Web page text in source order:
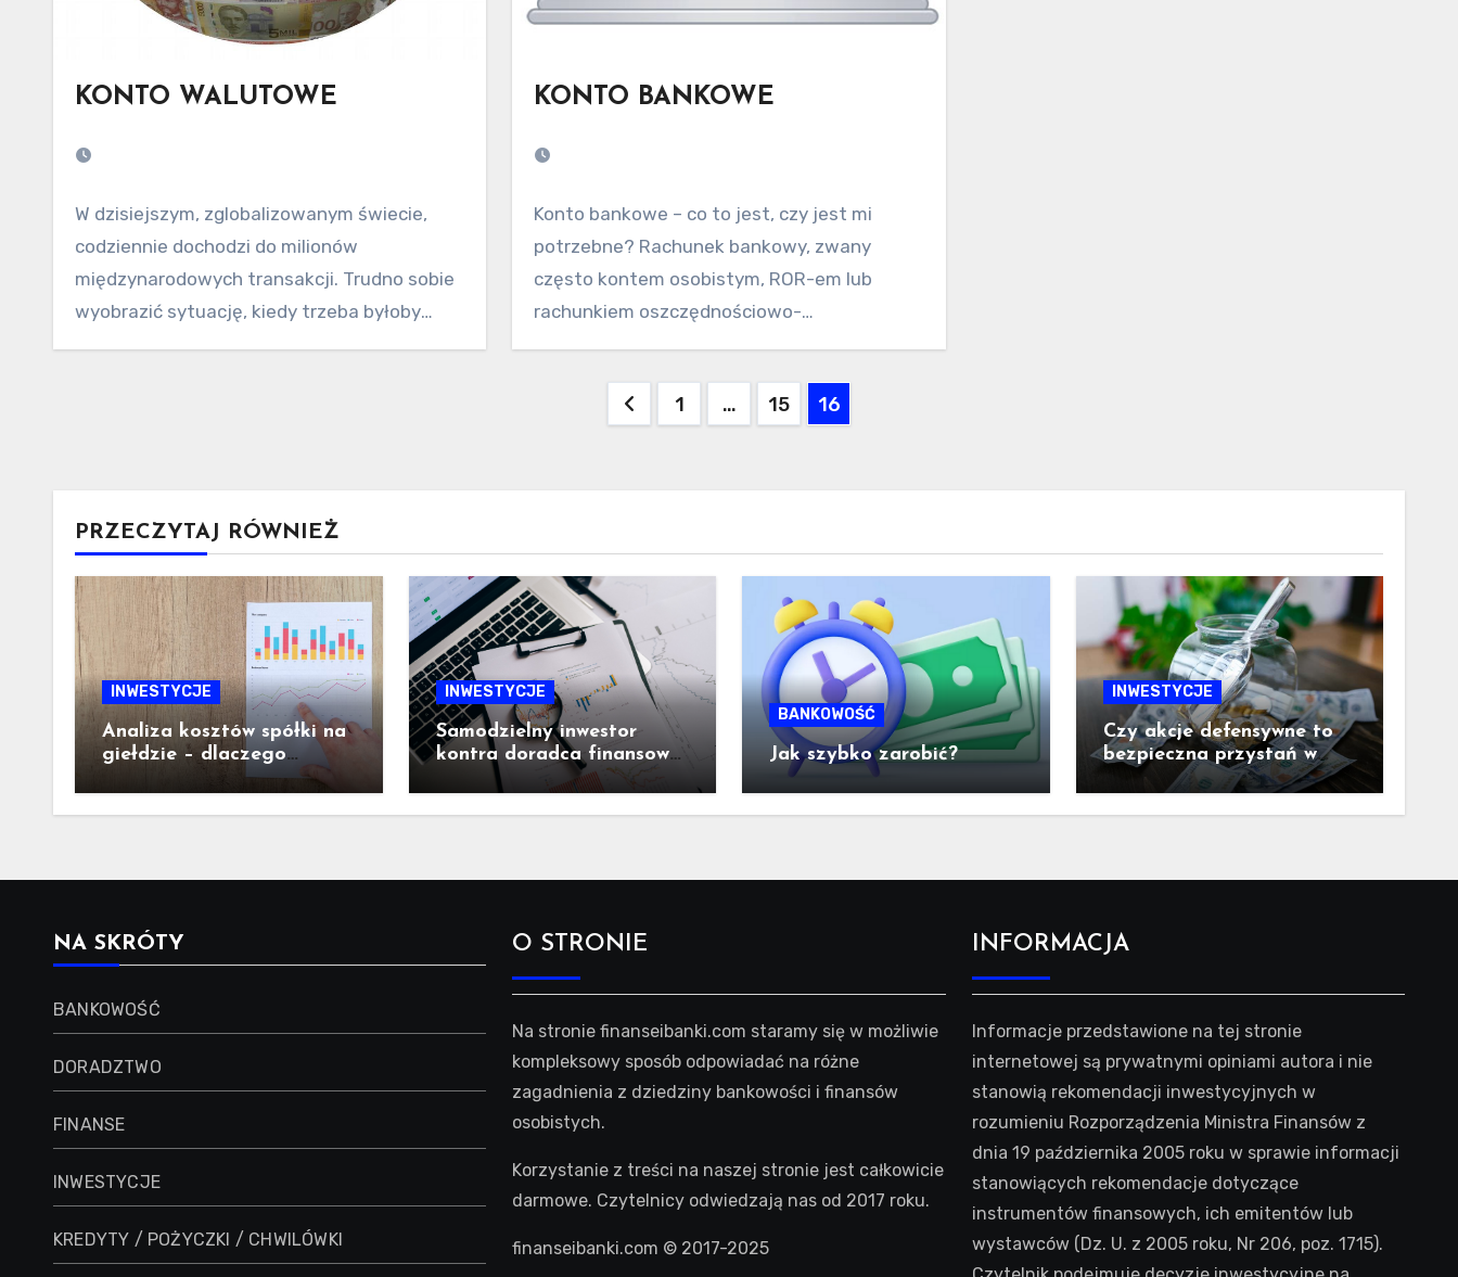
KONTO WALUTOWE
W dzisiejszym, zglobalizowanym świecie,
codziennie dochodzi do milionów
międzynarodowych transakcji. Trudno sobie
wyobrazić sytuację, kiedy trzeba byłoby
KONTO BANKOWE
Konto bankowe – co to jest, czy jest mi
potrzebne? Rachunek bankowy, zwany
często kontem osobistym, ROR-em lub
rachunkiem oszczędnościowo-
Nawigacja
1 … 15 16
PRZECZYTAJ RÓWNIEŻ
INWESTYCJE
Analiza kosztów spółki na
giełdzie – dlaczego
struktura wydatków ma
ogromne znaczenie dla
INWESTYCJE
Samodzielny inwestor
kontra doradca finansowy
– co wybrać?
BANKOWOŚĆ
Jak szybko zarobić?
INWESTYCJE
Czy akcje defensywne to
bezpieczna przystań w
trudnych czasach?
NA SKRÓTY
BANKOWOŚĆ
DORADZTWO
FINANSE
INWESTYCJE
KREDYTY / POŻYCZKI / CHWILÓWKI
O STRONIE
Na stronie finanseibanki.com staramy się w możliwie
kompleksowy sposób odpowiadać na różne
zagadnienia z dziedziny bankowości i finansów
osobistych.
Korzystanie z treści na naszej stronie jest całkowicie
darmowe. Czytelnicy odwiedzają nas od 2017 roku.
finanseibanki.com © 2017-2025
INFORMACJA
Informacje przedstawione na tej stronie
internetowej są prywatnymi opiniami autora i nie
stanowią rekomendacji inwestycyjnych w
rozumieniu Rozporządzenia Ministra Finansów z
dnia 19 października 2005 roku w sprawie informacji
stanowiących rekomendacje dotyczące
instrumentów finansowych, ich emitentów lub
wystawców (Dz. U. z 2005 roku, Nr 206, poz. 1715).